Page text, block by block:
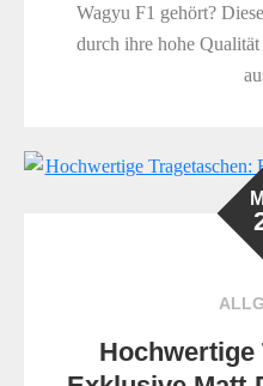
Wagyu F1 gehört?
durch ihre hohe
Hochwertige